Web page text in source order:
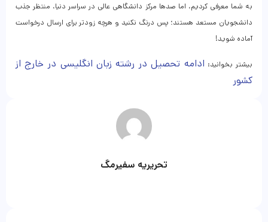
به شما معرفی کردیم، اما صدها مرکز دانشگاهی عالی در سراسر دنیا، منتظر جذب
دانشجویان مستعد هستند؛ پس درنگ نکنید و هرچه زودتر برای ارسال درخواست
آماده شوید!
بیشتر بخوانید: ادامه تحصیل در رشته زبان انگلیسی در خارج از
کشور
تحریریه سفیرمگ